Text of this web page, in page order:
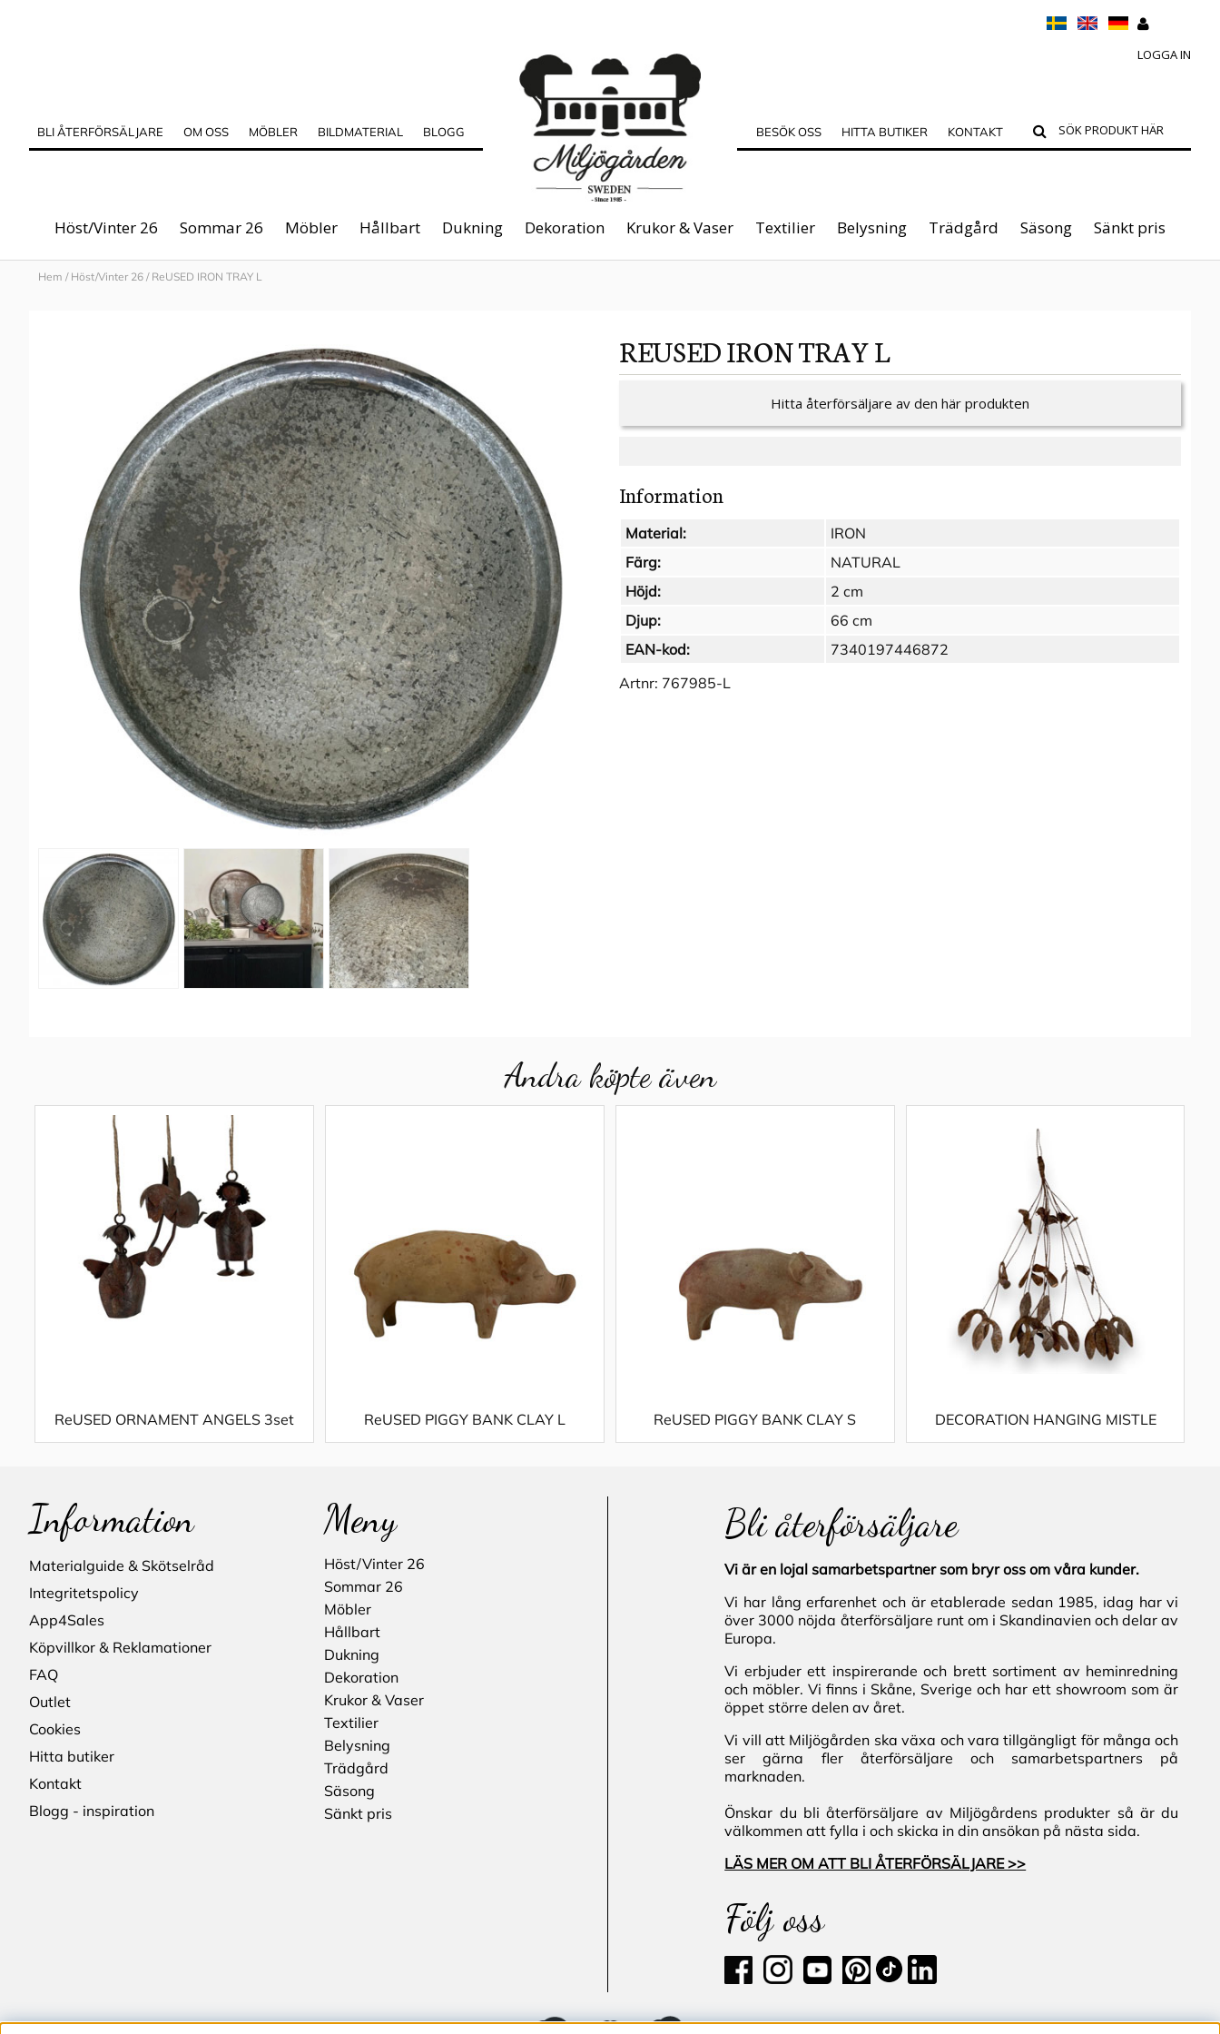
LOGGA IN
BLI ÅTERFÖRSÄLJARE OM OSS MÖBLER BILDMATERIAL BLOGG BESÖK OSS HITTA BUTIKER KONTAKT
Höst/Vinter 26 Sommar 26 Möbler Hållbart Dukning Dekoration Krukor & Vaser Textilier Belysning Trädgård Säsong Sänkt pris
Hem / Höst/Vinter 26 / ReUSED IRON TRAY L
REUSED IRON TRAY L
Hitta återförsäljare av den här produkten
Information
Material:
IRON
Färg:
NATURAL
Höjd:
2 cm
Djup:
66 cm
EAN-kod:
7340197446872
Artnr: 767985-L
Andra köpte även
ReUSED ORNAMENT ANGELS 3set ReUSED PIGGY BANK CLAY L ReUSED PIGGY BANK CLAY S DECORATION HANGING MISTLE
Information
Materialguide & Skötselråd
Integritetspolicy
App4Sales
Köpvillkor & Reklamationer
FAQ
Outlet
Cookies
Hitta butiker
Kontakt
Blogg - inspiration
Meny
Höst/Vinter 26
Sommar 26
Möbler
Hållbart
Dukning
Dekoration
Krukor & Vaser
Textilier
Belysning
Trädgård
Säsong
Sänkt pris
Bli återförsäljare
Vi är en lojal samarbetspartner som bryr oss om våra kunder.
Vi har lång erfarenhet och är etablerade sedan 1985, idag har vi
över 3000 nöjda återförsäljare runt om i Skandinavien och delar av
Europa.
Vi erbjuder ett inspirerande och brett sortiment av heminredning
och möbler. Vi finns i Skåne, Sverige och har ett showroom som är
öppet större delen av året.
Vi vill att Miljögården ska växa och vara tillgängligt för många och
ser gärna fler återförsäljare och samarbetspartners på
marknaden.
Önskar du bli återförsäljare av Miljögårdens produkter så är du
välkommen att fylla i och skicka in din ansökan på nästa sida.
LÄS MER OM ATT BLI ÅTERFÖRSÄLJARE >>
Följ oss